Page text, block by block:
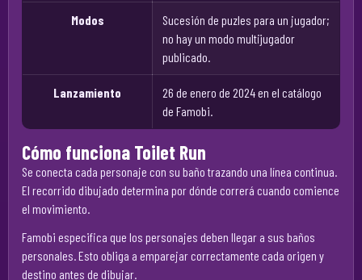
Modos
Sucesión de puzles para un jugador;
no hay un modo multijugador
publicado.
Lanzamiento
26 de enero de 2024 en el catálogo
de Famobi.
Cómo funciona Toilet Run
Se conecta cada personaje con su baño trazando una línea continua.
El recorrido dibujado determina por dónde correrá cuando comience
el movimiento.
Famobi especifica que los personajes deben llegar a sus baños
personales. Esto obliga a emparejar correctamente cada origen y
destino antes de dibujar.